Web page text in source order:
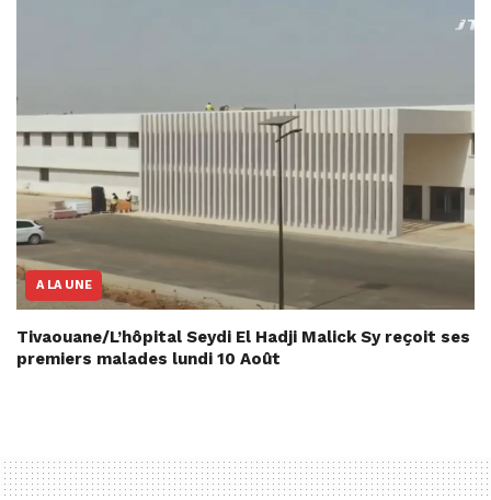
A LA UNE
Tivaouane/L’hôpital Seydi El Hadji Malick Sy reçoit ses
premiers malades lundi 10 Août